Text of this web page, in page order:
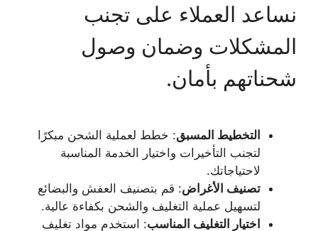
نساعد العملاء على تجنب
المشكلات وضمان وصول
شحناتهم بأمان.
التخطيط المسبق: خطط لعملية الشحن مبكرًا
لتجنب التأخيرات واختيار الخدمة المناسبة
لاحتياجاتك.
تصنيف الأغراض: قم بتصنيف العفش والبضائع
لتسهيل عملية التغليف والشحن بكفاءة عالية.
اختيار التغليف المناسب: استخدم مواد تغليف